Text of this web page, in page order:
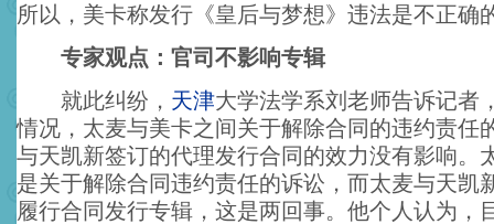
所以，美卡称发行《皇后与梦想》违法是不正确
专家观点：官司不影响专辑
就此纠纷， 天津大学法学系刘老师告诉记者
情况，太麦与美卡之间关于解除合同的违约责任
与天凯新签订的代理发行合同的效力没有影响。
是关于解除合同违约责任的诉讼，而太麦与天凯
履行合同发行专辑，这是两回事。他个人认为，